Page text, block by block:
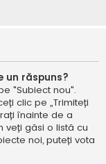
un răspuns?
"Subiect nou".
clic pe „Trimiteți
înainte de a
veți găsi o listă cu
noi, puteți vota